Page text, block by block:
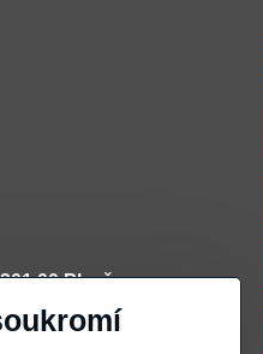
00 Plzeň
605 247 343